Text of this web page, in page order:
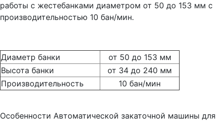
работы с жестебанками диаметром от 50 до 153 мм с
производительностью 10 бан/мин.
Диаметр банки
от 50 до 153 мм
Высота банки
от 34 до 240 мм
Производительность
10 бан/мин
Особенности Автоматической закаточной машины для